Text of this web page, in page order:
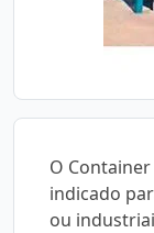
O
indicado
ou